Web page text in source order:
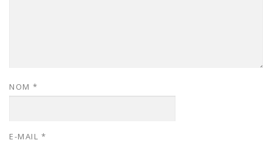
NOM *
E-MAIL *